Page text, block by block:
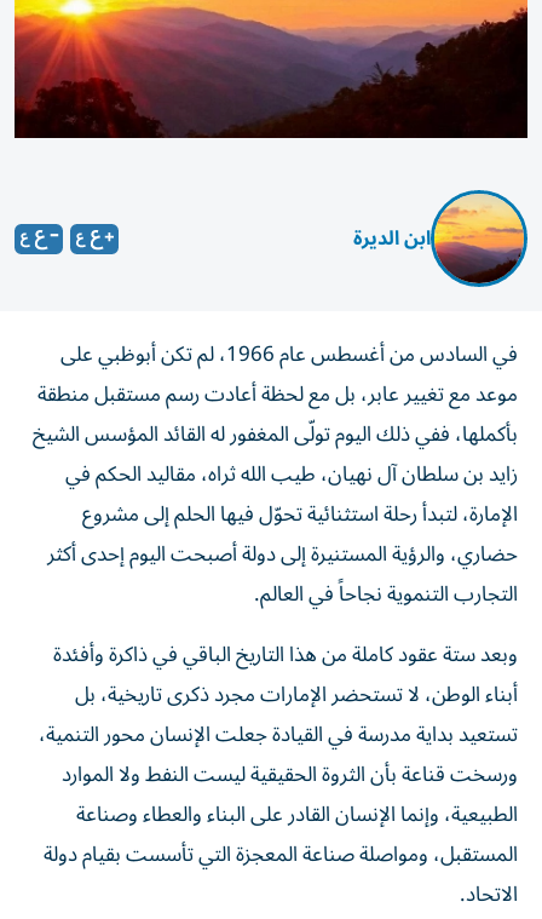
ابن الديرة
في السادس من أغسطس عام 1966، لم تكن أبوظبي على
موعد مع تغيير عابر، بل مع لحظة أعادت رسم مستقبل منطقة
بأكملها، ففي ذلك اليوم تولّى المغفور له القائد المؤسس الشيخ
زايد بن سلطان آل نهيان، طيب الله ثراه، مقاليد الحكم في
الإمارة، لتبدأ رحلة استثنائية تحوّل فيها الحلم إلى مشروع
حضاري، والرؤية المستنيرة إلى دولة أصبحت اليوم إحدى أكثر
التجارب التنموية نجاحاً في العالم.
وبعد ستة عقود كاملة من هذا التاريخ الباقي في ذاكرة وأفئدة
أبناء الوطن، لا تستحضر الإمارات مجرد ذكرى تاريخية، بل
تستعيد بداية مدرسة في القيادة جعلت الإنسان محور التنمية،
ورسخت قناعة بأن الثروة الحقيقية ليست النفط ولا الموارد
الطبيعية، وإنما الإنسان القادر على البناء والعطاء وصناعة
المستقبل، ومواصلة صناعة المعجزة التي تأسست بقيام دولة
الاتحاد.